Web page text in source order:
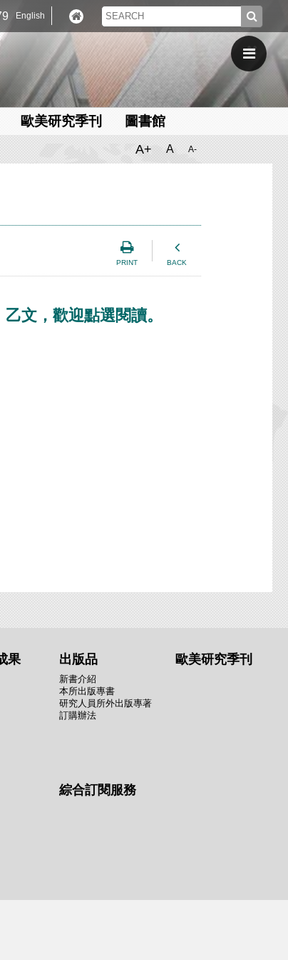
English
歐美研究季刊 圖書館
A+ A A-
PRINT BACK
文，歡迎點選閱讀。
果 出版品
新書介紹
本所出版專書
研究人員所外出版專著
訂購辦法
歐美研究季刊
綜合訂閱服務